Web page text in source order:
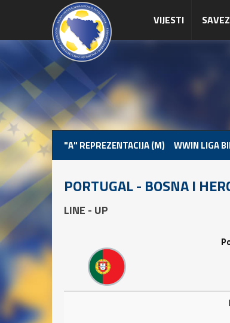
VIJESTI SAVEZ
"A" REPREZENTACIJA (M) WWIN LIGA
PORTUGAL - BOSNA I
LINE - UP